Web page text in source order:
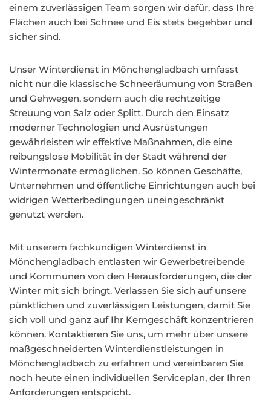
einem zuverlässigen Team sorgen wir dafür, dass Ihre
Flächen auch bei Schnee und Eis stets begehbar und
sicher sind.
Unser Winterdienst in Mönchengladbach umfasst
nicht nur die klassische Schneeräumung von Straßen
und Gehwegen, sondern auch die rechtzeitige
Streuung von Salz oder Splitt. Durch den Einsatz
moderner Technologien und Ausrüstungen
gewährleisten wir effektive Maßnahmen, die eine
reibungslose Mobilität in der Stadt während der
Wintermonate ermöglichen. So können Geschäfte,
Unternehmen und öffentliche Einrichtungen auch bei
widrigen Wetterbedingungen uneingeschränkt
genutzt werden.
Mit unserem fachkundigen Winterdienst in
Mönchengladbach entlasten wir Gewerbetreibende
und Kommunen von den Herausforderungen, die der
Winter mit sich bringt. Verlassen Sie sich auf unsere
pünktlichen und zuverlässigen Leistungen, damit Sie
sich voll und ganz auf Ihr Kerngeschäft konzentrieren
können. Kontaktieren Sie uns, um mehr über unsere
maßgeschneiderten Winterdienstleistungen in
Mönchengladbach zu erfahren und vereinbaren Sie
noch heute einen individuellen Serviceplan, der Ihren
Anforderungen entspricht.